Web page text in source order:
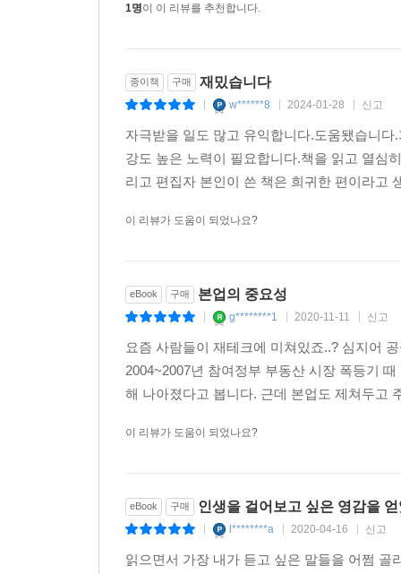
1명이 이 리뷰를 추천합니다.
종이책 구매 재밌습니다
w******8 2024-01-28 신고
자극받을 일도 많고 유익합니다.도움됐습니
강도 높은 노력이 필요합니다.책을 읽고 열심
리고 편집자 본인이 쓴 책은 희귀한 편이라고
이 리뷰가 도움이 되었나요?
eBook 구매 본업의 중요성
g********1 2020-11-11 신고
요즘 사람들이 재테크에 미쳐있죠..? 심지어
2004~2007년 참여정부 부동산 시장 폭등기
해 나아졌다고 봅니다. 근데 본업도 제쳐두고
이 리뷰가 도움이 되었나요?
eBook 구매 인생을 걸어보고 싶은 영감을
l********a 2020-04-16 신고
읽으면서 가장 내가 듣고 싶은 말들을 어쩜